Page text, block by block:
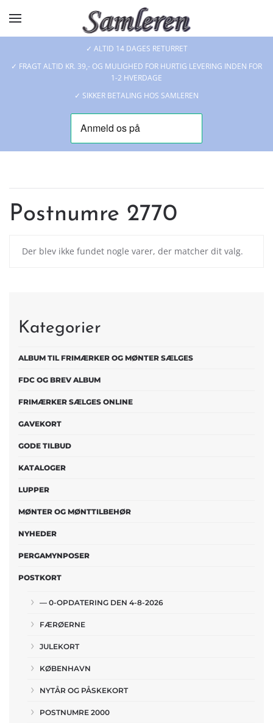
Skip to main content
✓ ALTID 14 DAGES RETURRET
✓ FRAGT ALTID KR. 39,- OG MULIGHED FOR HURTIG LEVERING INDEN FOR
1-2 HVERDAGE
✓ SIKKER BETALING HOS SAMLEREN
Postnumre 2770
Der blev ikke fundet nogle varer, der matcher dit valg.
Kategorier
ALBUM TIL FRIMÆRKER OG MØNTER SÆLGES
FDC OG BREV ALBUM
FRIMÆRKER SÆLGES ONLINE
GAVEKORT
GODE TILBUD
KATALOGER
LUPPER
MØNTER OG MØNTTILBEHØR
NYHEDER
PERGAMYNPOSER
POSTKORT
— 0-OPDATERING DEN 4-8-2026
FÆRØERNE
JULEKORT
KØBENHAVN
NYTÅR OG PÅSKEKORT
POSTNUMRE 2000